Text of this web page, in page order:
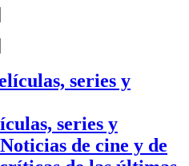
series y
de cine y de